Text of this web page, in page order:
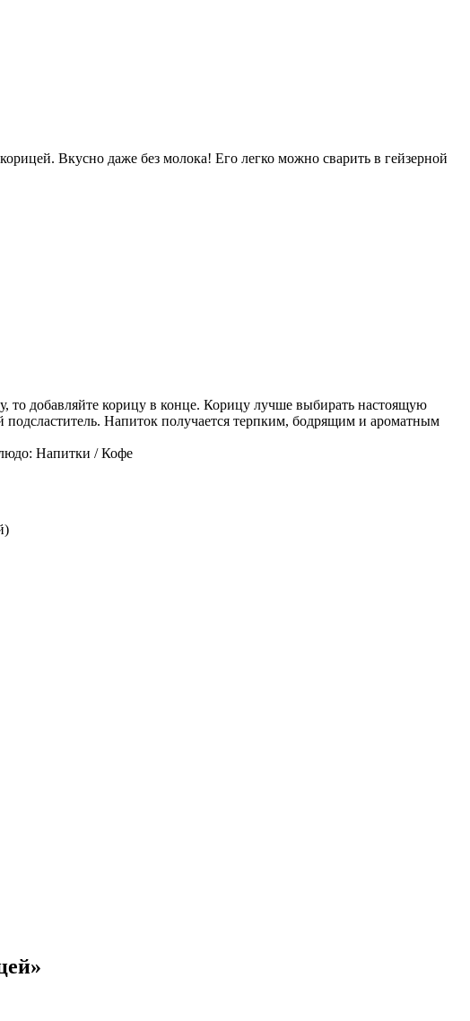
Вкусно даже без молока! Его легко можно сварить в гейзерной
то добавляйте корицу в конце. Корицу лучше выбирать настоящую
Напиток получается терпким, бодрящим и ароматным
Напитки / Кофе